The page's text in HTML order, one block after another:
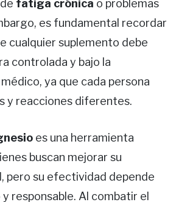
fatiga crónica o problemas
es fundamental recordar
cualquier suplemento debe
controlada y bajo la
ya que cada persona
y reacciones diferentes.
es una herramienta
buscan mejorar su
pero su efectividad depende
responsable. Al combatir el